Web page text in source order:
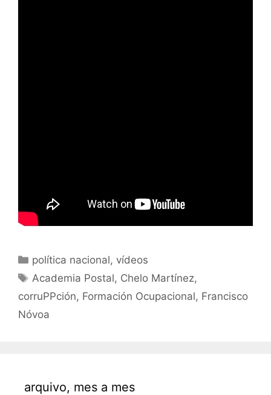
Categorías
política nacional, vídeos
Etiquetas
Academia Postal, Chelo Martínez,
corruPPción, Formación Ocupacional, Francisco
Nóvoa
arquivo, mes a mes